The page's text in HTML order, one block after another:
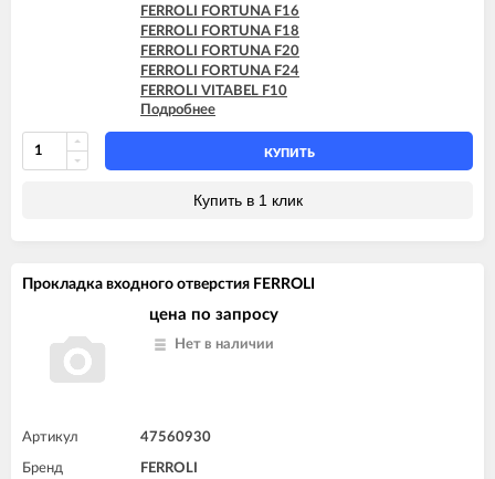
FERROLI FORTUNA F16
FERROLI FORTUNA F18
FERROLI FORTUNA F20
FERROLI FORTUNA F24
FERROLI VITABEL F10
FERROLI VITABEL F13
FERROLI VITABEL F16
FERROLI VITABEL F18
FERROLI VITABEL F20
Подробнее
КУПИТЬ
Купить в 1 клик
Прокладка входного отверстия FERROLI
цена по запросу
Нет в наличии
Артикул 47560930
Бренд FERROLI